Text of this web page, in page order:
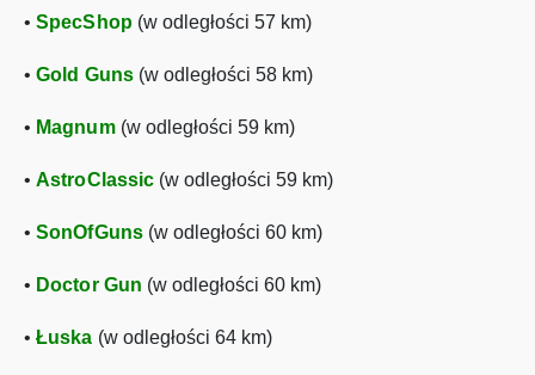
• SpecShop(w odległości 57 km)
• Gold Guns(w odległości 58 km)
• Magnum(w odległości 59 km)
• AstroClassic (w odległości 59 km)
• SonOfGuns(w odległości 60 km)
• Doctor Gun (w odległości 60 km)
• Łuska (w odległości 64 km)